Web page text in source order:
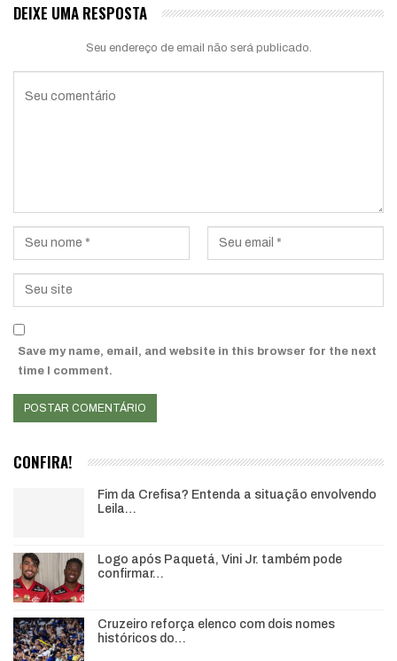
DEIXE UMA RESPOSTA
Seu endereço de email não será publicado.
Save my name, email, and website in this browser for the next
time I comment.
CONFIRA!
Fim da Crefisa? Entenda a situação envolvendo
Leila…
Logo após Paquetá, Vini Jr. também pode
confirmar…
Cruzeiro reforça elenco com dois nomes
históricos do…